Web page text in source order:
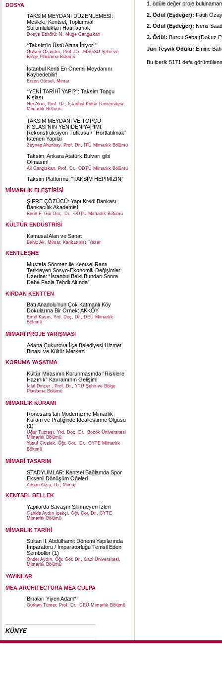
DOSYA
TAKSİM MEYDANI DÜZENLEMESİ:
Mesleki, Kentsel, Toplumsal
Sorumlulukları Hatırlatmak
Dosya Editörü: N. Müge Cengizkan
“Taksim’in Üstü Altına İniyor!”
Gülşen Özaydın, Prof. Dr., MSGSÜ Şehir ve
Bölge Planlama Bölümü
İstanbul Kenti En Önemli Meydanını
Kaybedebilir!
Ersen Gürsel, Mimar
“YENİ TARİHÎ YAPI?”: Taksim Topçu
Kışlası
Nur Akın, Prof. Dr., İstanbul Kültür Üniversitesi,
Mimarlık Bölümü
TAKSİM MEYDANI VE TOPÇU
KIŞLASI’NIN YENİDEN YAPIMI:
Rekonstrüksiyon Tutkusu / “Hortlatılmak”
İstenen Yapılar
Zeynep Ahunbay, Prof. Dr., İTÜ Mimarlık Bölümü
Taksim, Ankara Atatürk Bulvarı gibi
Olmasın!
Ali Cengizkan, Prof. Dr., ODTÜ Mimarlık Bölümü
Taksim Platformu: “TAKSİM HEPİMİZİN”
MİMARLIK ELEŞTİRİSİ
ŞİFRE ÇÖZÜCÜ: Yapı Kredi Bankası
Bankacılık Akademisi
Berin F. Gür Doç. Dr., ODTÜ Mimarlık Bölümü
KÜLTÜR ENDÜSTRİSİ
Kamusal Alan ve Sanat
Behiç Ak, Mimar, Karikatürist, Yazar
KENTLEŞME
Mustafa Sönmez ile Kentsel Rantı
Tetikleyen Sosyo-Ekonomik Değişimler
Üzerine: “İstanbul Belki Bundan Sonra
Daha Fazla Tehdit Altında”
KIRDAN KENTTEN
Batı Anadolu’nun Çok Katmanlı Köy
Dokularına Bir Örnek: AKKÖY
Emel Kayın, Yrd. Doç. Dr., DEÜ Mimarlık
Bölümü
MİMARİ PROJE YARIŞMASI
Adana Çukurova İlçe Belediyesi Hizmet
Binası ve Kültür Merkezi
KORUMA YAŞATMA
Kültür Mirasının Korunmasında “Risklere
Hazırlık” Kavramının Gelişimi
İclal Dinçer , Prof. Dr., YTÜ Şehir ve Bölge
Planlama Bölümü
MİMARLIK KURAMI
Rönesans’tan Modernizme Mimarlık
Kuram ve Pratiğinde İdealleştirme Olgusu
(1)
Uğur Tuztaşı, Yrd. Doç. Dr., Bozok Üniversitesi
Mimarlık Bölümü
Yusuf Civelek, Öğr. Gör., Dr., GYTE Mimarlık
Bölümü
MİMARİ TASARIM
STADYUMLAR: Kentsel Bağlamda Spor
Eksenli Dönüşüm Öğeleri
Adnan Aksu, Dr., Mimar
KENTSEL BELLEK
Yapılarda Savaşın Silinmeyen İzleri
Cahide Aydın İpekçi, Öğr. Gör. Dr., GYTE
Mimarlık Bölümü
MİMARLIK TARİHİ
Sultan II. Abdülhamit Dönemi Yapılarında
İmparatoru / İmparatorluğu Temsil Eden
Semboller (1)
Önder Aydın, Öğr. Gör. Dr., Gazi Üniversitesi,
Mimarlık Bölümü
YAYINLAR
MEA ARCHITECTURA MEA CULPA
Binaları Yiyen Adam*
Gürhan Tümer, Prof. Dr., DEÜ Mimarlık Bölümü
KÜNYE
1. ödüle değer proje
2. Ödül (Eşdeğer): Fatih
2. Ödül (Eşdeğer): Neris
3. Ödül: Burcu Seba (Dokuz
Jüri Teşvik Ödülü: Emine
Bu icerik 5171 defa